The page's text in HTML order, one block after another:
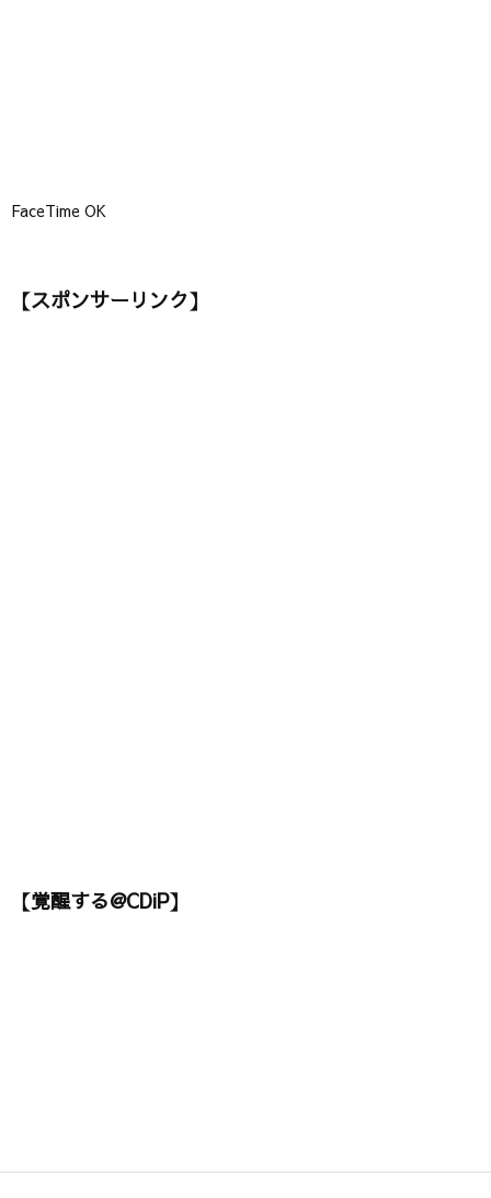
FaceTime OK
【スポンサーリンク】
【覚醒する@CDiP】